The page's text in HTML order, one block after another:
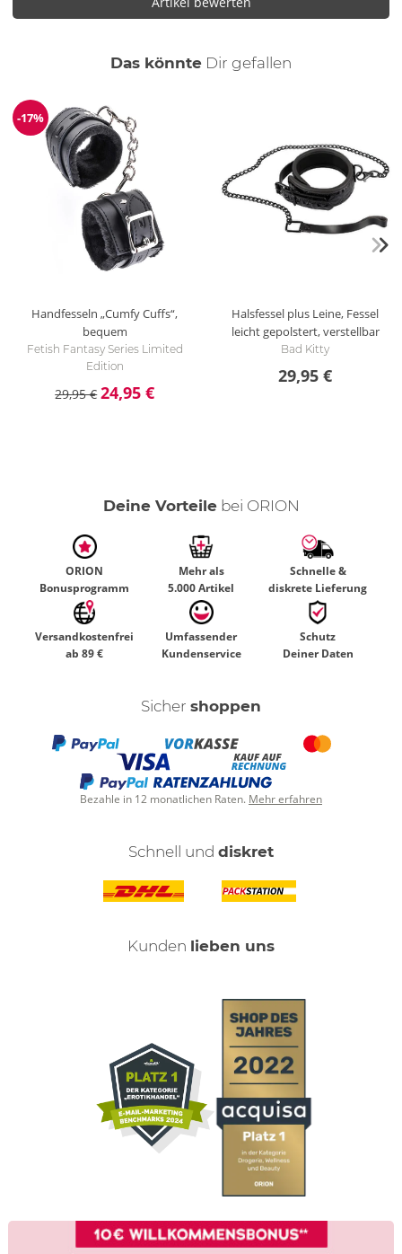
Das könnte Dir auch
gefallen
Reduzierung
-17%
Handfesseln „Cumfy Cuffs“,
bequem
Fetish Fantasy Series Limited
Edition
29,95 € 24,95 €
Halsfessel plus Leine, Fessel
leicht gepolstert, verstellbar
Bad Kitty
29,95 €
Deine Vorteilebei ORION
ORION
Bonusprogramm
Mehr als
5.000 Artikel
Schnelle &
diskrete Lieferung
Versandkostenfrei
ab 89 €
Umfassender
Kundenservice
Schutz
Deiner Daten
Sicher shoppen
Bezahle in 12 monatlichen Raten. Mehr erfahren
Schnell und diskret
Kunden lieben uns